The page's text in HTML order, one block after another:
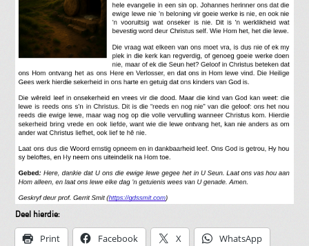
Deel hierdie:
Print Facebook X WhatsApp